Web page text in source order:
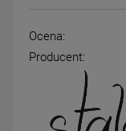
Ocena:
Producent: